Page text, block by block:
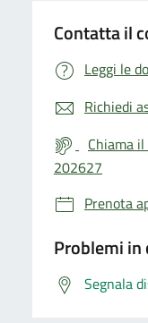
Contatta il
Leggi le
Richiedi
Chiama
202627
Prenota
Problemi in
Segnala